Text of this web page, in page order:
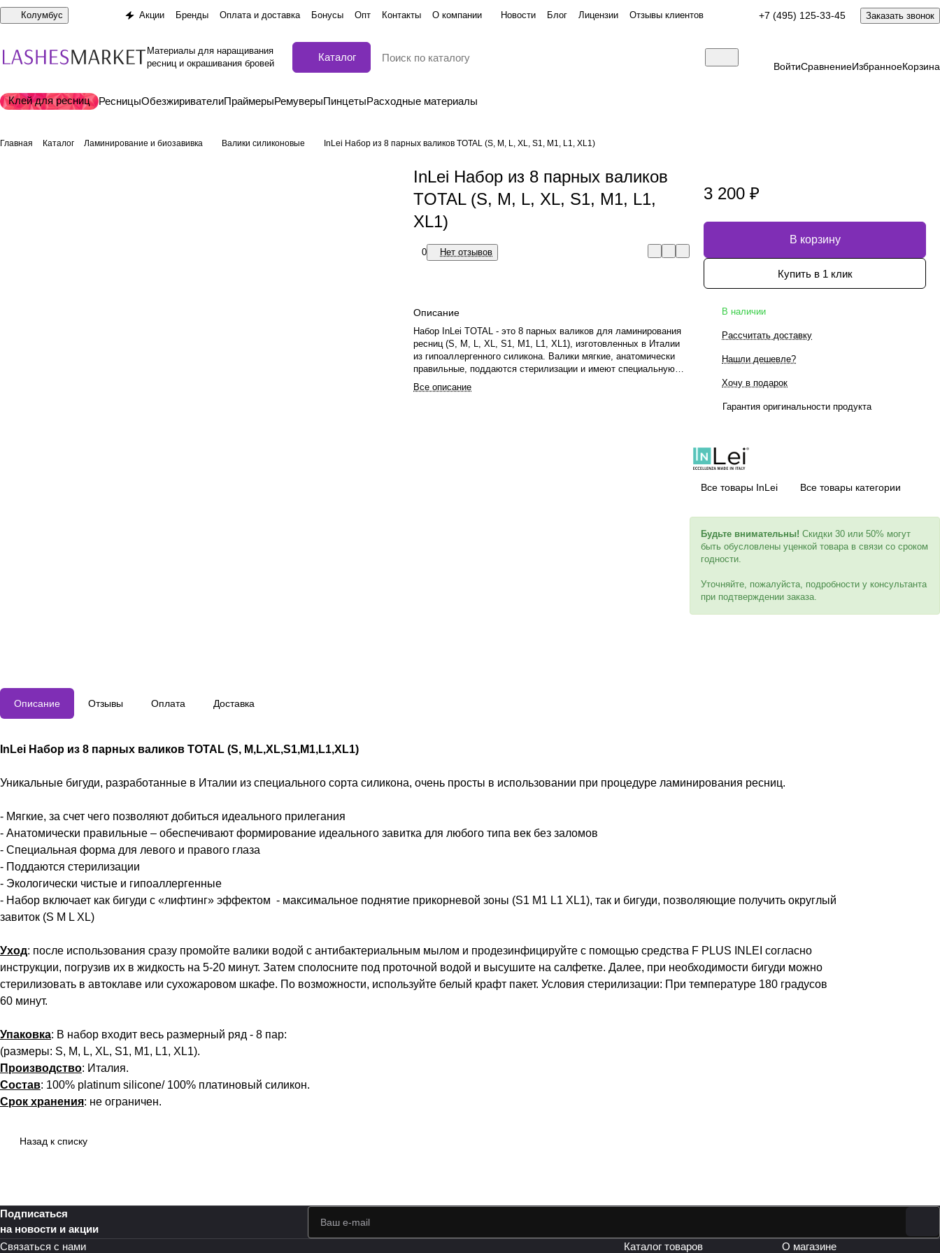
Колумбус Акции Бренды Оплата и доставка Бонусы Опт Контакты О компании Новости Блог Лицензии Отзывы клиентов +7 (495) 125-33-45 Заказать звонок
Материалы для наращивания
ресниц и окрашивания бровей
Каталог
ВойтиСравнениеИзбранноеКорзина
Клей для ресниц РесницыОбезжиривателиПраймерыРемуверыПинцетыРасходные материалы
Главная Каталог Ламинирование и биозавивка Валики силиконовые InLei Набор из 8 парных валиков TOTAL (S, M, L, XL, S1, M1, L1, XL1)
InLei Набор из 8 парных валиков
TOTAL (S, M, L, XL, S1, M1, L1,
XL1)
0 Нет отзывов
Описание
Набор InLei TOTAL - это 8 парных валиков для ламинирования
ресниц (S, M, L, XL, S1, M1, L1, XL1), изготовленных в Италии
из гипоаллергенного силикона. Валики мягкие, анатомически
правильные, поддаются стерилизации и имеют специальную
форму для каждого глаза. В наборе есть валики для лифтинг-
эффекта и для округлого завитка. Требуют очистки и
Все описание
3 200 ₽
В корзину
Купить в 1 клик
В наличии
Рассчитать доставку
Нашли дешевле?
Хочу в подарок
Гарантия оригинальности продукта
Все товары InLei Все товары категории
Будьте внимательны! Скидки 30 или 50% могут
быть обусловлены уценкой товара в связи со сроком
годности.
Уточняйте, пожалуйста, подробности у консультанта
при подтверждении заказа.
Описание Отзывы Оплата Доставка
InLei Набор из 8 парных валиков TOTAL (S, M,L,XL,S1,M1,L1,XL1)
Уникальные бигуди, разработанные в Италии из специального сорта силикона, очень просты в использовании при процедуре ламинирования ресниц.
- Мягкие, за счет чего позволяют добиться идеального прилегания
- Анатомически правильные – обеспечивают формирование идеального завитка для любого типа век без заломов
- Специальная форма для левого и правого глаза
- Поддаются стерилизации
- Экологически чистые и гипоаллергенные
- Набор включает как бигуди с «лифтинг» эффектом - максимальное поднятие прикорневой зоны (S1 M1 L1 XL1), так и бигуди, позволяющие получить округлый
завиток (S M L XL)
Уход: после использования сразу промойте валики водой с антибактериальным мылом и продезинфицируйте с помощью средства F PLUS INLEI согласно
инструкции, погрузив их в жидкость на 5-20 минут. Затем сполосните под проточной водой и высушите на салфетке. Далее, при необходимости бигуди можно
стерилизовать в автоклаве или сухожаровом шкафе. По возможности, используйте белый крафт пакет. Условия стерилизации: При температуре 180 градусов
60 минут.
Упаковка: В набор входит весь размерный ряд - 8 пар:
(размеры: S, M, L, XL, S1, M1, L1, XL1).
Производство: Италия.
Состав: 100% platinum silicone/ 100% платиновый силикон.
Срок хранения: не ограничен.
Назад к списку
Подписаться
на новости и акции
Связаться с нами
Каталог товаров О магазине